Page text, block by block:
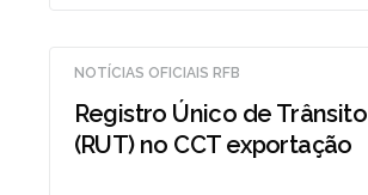
NOTÍCIAS OFICIAIS RFB
Registro Único de Trânsito
(RUT) no CCT exportação